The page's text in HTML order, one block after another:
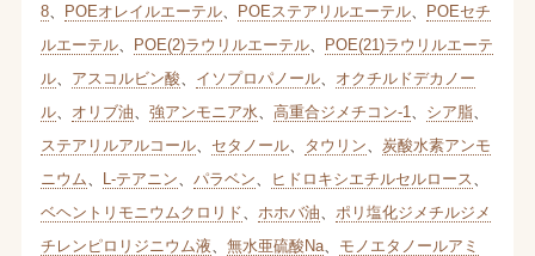
8、 POEオレイルエーテル、 POEステアリルエーテル、 POEセチ
ルエーテル、 POE(2)ラウリルエーテル、 POE(21)ラウリルエーテ
ル、 アスコルビン酸 イソプロパノール、 オクチルドデカノー
ル、 オリブ油 強アンモニア水 高重合ジメチコン-1 シア脂、
ステアリルアルコール、 セタノール、 タウリン
炭酸水素アンモ
ニウム
L-テアニン パラベン ヒドロキシエチルセルロース
ベヘントリモニウムクロリド
ホホバ油
ポリ塩化ジメチルジメ
チレンピロリジニウム液
無水亜硫酸Na、 モノエタノールアミ